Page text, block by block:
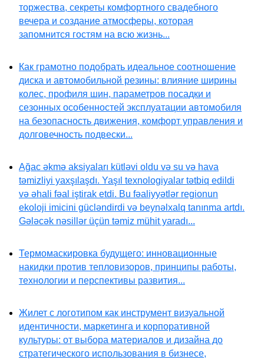
торжества, секреты комфортного свадебного
вечера и создание атмосферы, которая
запомнится гостям на всю жизнь...
Как грамотно подобрать идеальное соотношение
диска и автомобильной резины: влияние ширины
колес, профиля шин, параметров посадки и
сезонных особенностей эксплуатации автомобиля
на безопасность движения, комфорт управления и
долговечность подвески...
Ağac əkmə aksiyaları kütləvi oldu və su və hava
təmizliyi yaxşılaşdı. Yaşıl texnologiyalar tətbiq edildi
və əhali fəal iştirak etdi. Bu fəaliyyətlər regionun
ekoloji imicini gücləndirdi və beynəlxalq tanınma artdı.
Gələcək nəsillər üçün təmiz mühit yaradı...
Термомаскировка будущего: инновационные
накидки против тепловизоров, принципы работы,
технологии и перспективы развития...
Жилет с логотипом как инструмент визуальной
идентичности, маркетинга и корпоративной
культуры: от выбора материалов и дизайна до
стратегического использования в бизнесе,